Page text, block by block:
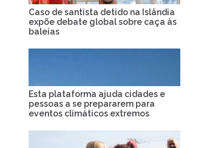
Caso de santista detido na Islândia
expõe debate global sobre caça às
baleias
Esta plataforma ajuda cidades e
pessoas a se prepararem para
eventos climáticos extremos